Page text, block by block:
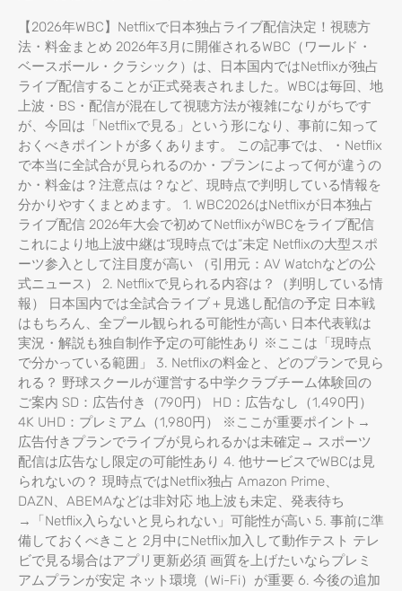
【2026年WBC】Netflixで日本独占ライブ配信決定！視聴方
法・料金まとめ 2026年3月に開催されるWBC（ワールド・
ベースボール・クラシック）は、日本国内ではNetflixが独占
ライブ配信することが正式発表されました。WBCは毎回、地
上波・BS・配信が混在して視聴方法が複雑になりがちです
が、今回は「Netflixで見る」という形になり、事前に知って
おくべきポイントが多くあります。 この記事では、・Netflix
で本当に全試合が見られるのか・プランによって何が違うの
か・料金は？注意点は？など、現時点で判明している情報を
分かりやすくまとめます。 1. WBC2026はNetflixが日本独占
ライブ配信 2026年大会で初めてNetflixがWBCをライブ配信
これにより地上波中継は“現時点では”未定 Netflixの大型スポ
ーツ参入として注目度が高い （引用元：AV Watchなどの公
式ニュース） 2. Netflixで見られる内容は？（判明している情
報） 日本国内では全試合ライブ＋見逃し配信の予定 日本戦
はもちろん、全プール観られる可能性が高い 日本代表戦は
実況・解説も独自制作予定の可能性あり ※ここは「現時点
で分かっている範囲」 3. Netflixの料金と、どのプランで見ら
れる？ 野球スクールが運営する中学クラブチーム体験回の
ご案内 SD：広告付き（790円） HD：広告なし（1,490円）
4K UHD：プレミアム（1,980円） ※ここが重要ポイント→
広告付きプランでライブが見られるかは未確定→ スポーツ
配信は広告なし限定の可能性あり 4. 他サービスでWBCは見
られないの？ 現時点ではNetflix独占 Amazon Prime、
DAZN、ABEMAなどは非対応 地上波も未定、発表待ち
→「Netflix入らないと見られない」可能性が高い 5. 事前に準
備しておくべきこと 2月中にNetflix加入して動作テスト テレ
ビで見る場合はアプリ更新必須 画質を上げたいならプレミ
アムプランが安定 ネット環境（Wi-Fi）が重要 6. 今後の追加